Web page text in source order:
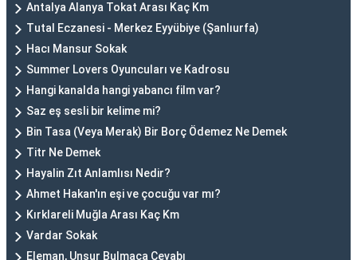
Antalya Alanya Tokat Arası Kaç Km
Tutal Eczanesi - Merkez Eyyübiye (Şanlıurfa)
Hacı Mansur Sokak
Summer Lovers Oyuncuları ve Kadrosu
Hangi kanalda hangi yabancı film var?
Saz eş sesli bir kelime mi?
Bin Tasa (Veya Merak) Bir Borç Ödemez Ne Demek
Titr Ne Demek
Hayalin Zıt Anlamlısı Nedir?
Ahmet Hakan'ın eşi ve çocuğu var mı?
Kırklareli Muğla Arası Kaç Km
Vardar Sokak
Eleman, Unsur Bulmaca Cevabı